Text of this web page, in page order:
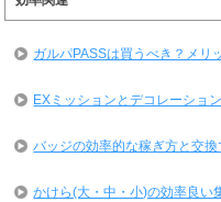
ガルパPASSは買うべき？メリ
EXミッションとデコレーショ
バッジの効率的な稼ぎ方と交
かけら(大・中・小)の効率良い